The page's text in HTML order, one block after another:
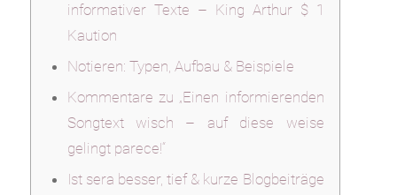
informativer Texte – King Arthur $ 1
Kaution
Notieren: Typen, Aufbau & Beispiele
Kommentare zu „Einen informierenden
Songtext wisch – auf diese weise
gelingt parece!“
Ist sera besser, tief & kurze Blogbeiträge